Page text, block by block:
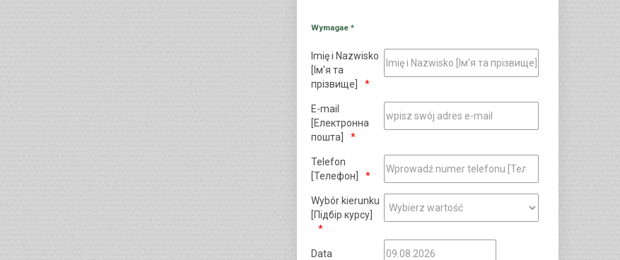
Wymagae *
Imię i Nazwisko
[Ім'я та
прізвище]
E-mail
[Електронна
пошта]
Telefon
[Телефон]
Wybór kierunku
[Підбір курсу]
Data